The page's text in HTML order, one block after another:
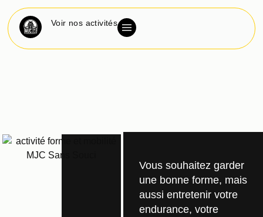
Voir nos activités
Vous souhaitez garder
une bonne forme, mais
aussi entretenir votre
endurance, votre